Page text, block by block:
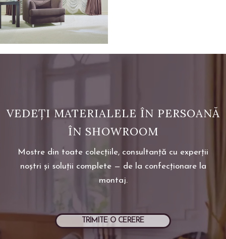
VEDEȚI MATERIALELE ÎN PERSOANĂ
ÎN SHOWROOM
Mostre din toate colecțiile, consultanță cu experții
noștri și soluții complete — de la confecționare la
montaj.
TRIMITE O CERERE